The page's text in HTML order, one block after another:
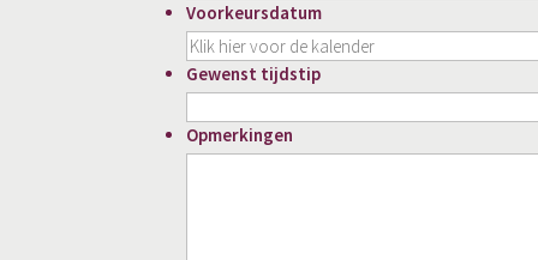
Voorkeursdatum
Gewenst tijdstip
Opmerkingen